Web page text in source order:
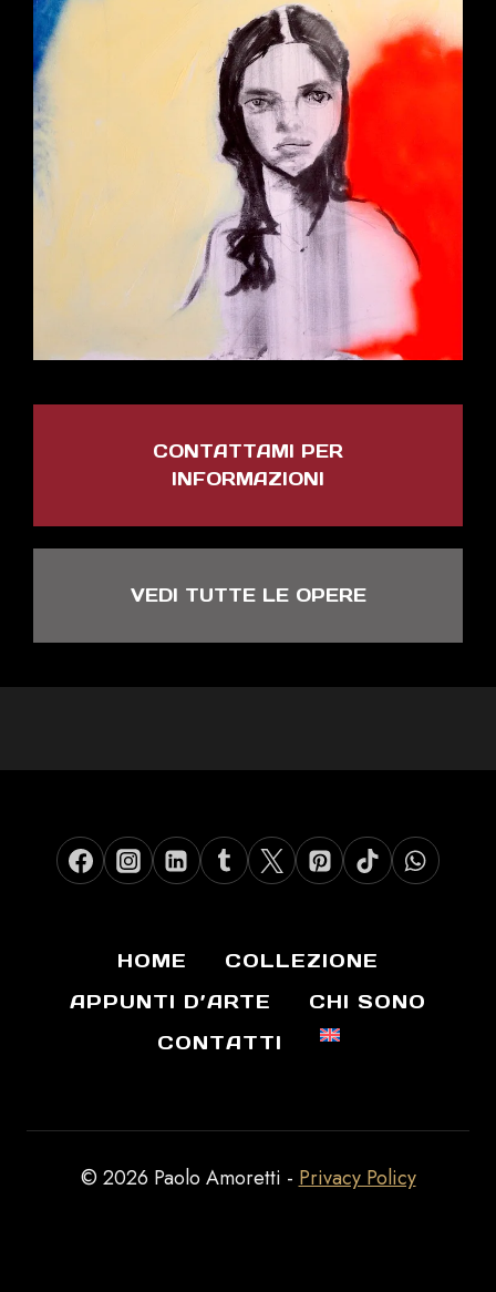
CONTATTAMI PER
INFORMAZIONI
VEDI TUTTE LE OPERE
HOME
COLLEZIONE
APPUNTI D’ARTE
CHI SONO
CONTATTI
© 2026 Paolo Amoretti - Privacy Policy